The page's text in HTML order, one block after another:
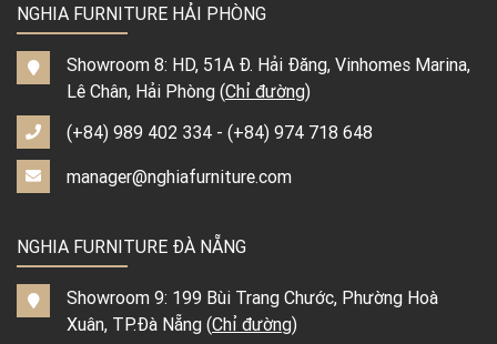
NGHIA FURNITURE HẢI PHÒNG
Showroom 8: HD, 51A Đ. Hải Đăng, Vinhomes Marina,
Lê Chân, Hải Phòng (Chỉ đường)
(+84) 989 402 334 - (+84) 974 718 648
manager@nghiafurniture.com
NGHIA FURNITURE ĐÀ NẴNG
Showroom 9: 199 Bùi Trang Chước, Phường Hoà
Xuân, TP.Đà Nẵng (Chỉ đường)